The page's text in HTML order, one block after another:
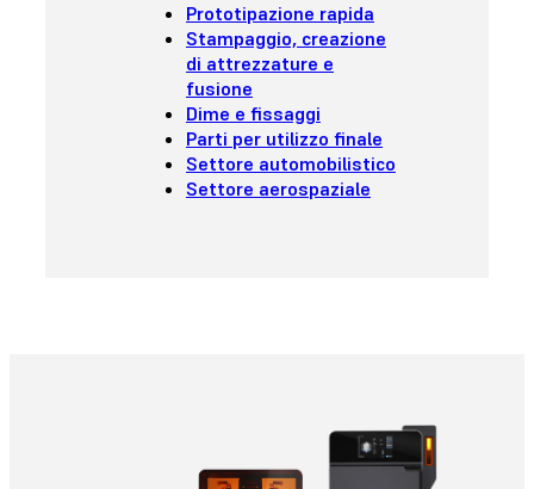
Prototipazione rapida
Stampaggio, creazione
di attrezzature e
fusione
Dime e fissaggi
Parti per utilizzo finale
Settore automobilistico
Settore aerospaziale